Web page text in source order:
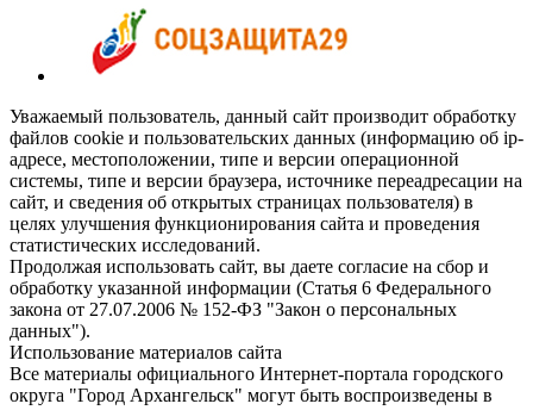
Уважаемый пользователь, данный сайт производит обработку
файлов cookie и пользовательских данных (информацию об ip-
адресе, местоположении, типе и версии операционной
системы, типе и версии браузера, источнике переадресации на
сайт, и сведения об открытых страницах пользователя) в
целях улучшения функционирования сайта и проведения
статистических исследований.
Продолжая использовать сайт, вы даете согласие на сбор и
обработку указанной информации (Статья 6 Федерального
закона от 27.07.2006 № 152-ФЗ "Закон о персональных
данных").
Использование материалов сайта
Все материалы официального Интернет-портала городского
округа "Город Архангельск" могут быть воспроизведены в